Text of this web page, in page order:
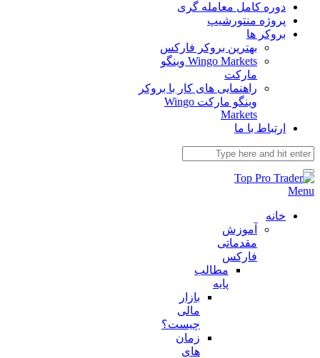
دوره کامل معامله گری
پروژه منتورشیپ
بروکر ها
بهترین بروکر فارکس
Wingo Markets وینگو
مارکت
راهنمایی های کار با بروکر
وینگو مارکت ‌Wingo
Markets
ارتباط با ما
Menu
خانه
آموزش
مقدماتی
فارکس
مطالب
پایه
بازار
مالی
چیست؟
زمان
های